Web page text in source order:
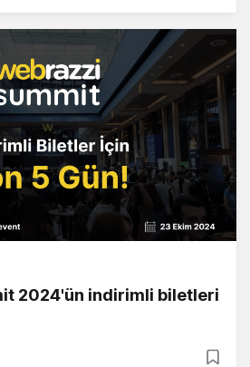
2024'ün indirimli biletleri